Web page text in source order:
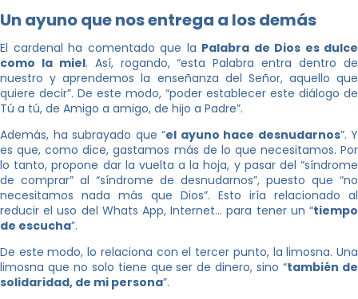
Un ayuno que nos entrega a los demás
El cardenal ha comentado que la Palabra de Dios es dulce
como la miel. Así, rogando, “esta Palabra entra dentro de
nuestro y aprendemos la enseñanza del Señor, aquello que
quiere decir”. De este modo, “poder establecer este diálogo de
Tú a tú, de Amigo a amigo, de hijo a Padre”.
Además, ha subrayado que “el ayuno hace desnudarnos”. Y
es que, como dice, gastamos más de lo que necesitamos. Por
lo tanto, propone dar la vuelta a la hoja, y pasar del “síndrome
de comprar” al “síndrome de desnudarnos”, puesto que “no
necesitamos nada más que Dios”. Esto iría relacionado al
reducir el uso del Whats App, Internet… para tener un “tiempo
de escucha”.
De este modo, lo relaciona con el tercer punto, la limosna. Una
limosna que no solo tiene que ser de dinero, sino “también de
solidaridad, de mi persona”.